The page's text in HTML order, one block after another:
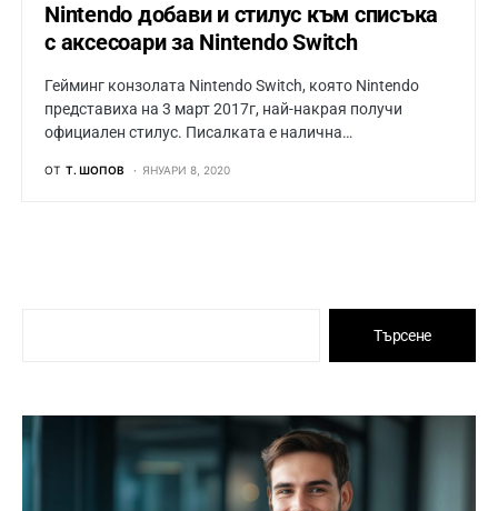
Nintendo добави и стилус към списъка
с аксесоари за Nintendo Switch
Гейминг конзолата Nintendo Switch, която Nintendo
представиха на 3 март 2017г, най-накрая получи
официален стилус. Писалката е налична…
ОТ Т. ШОПОВ ЯНУАРИ 8, 2020
Търсене